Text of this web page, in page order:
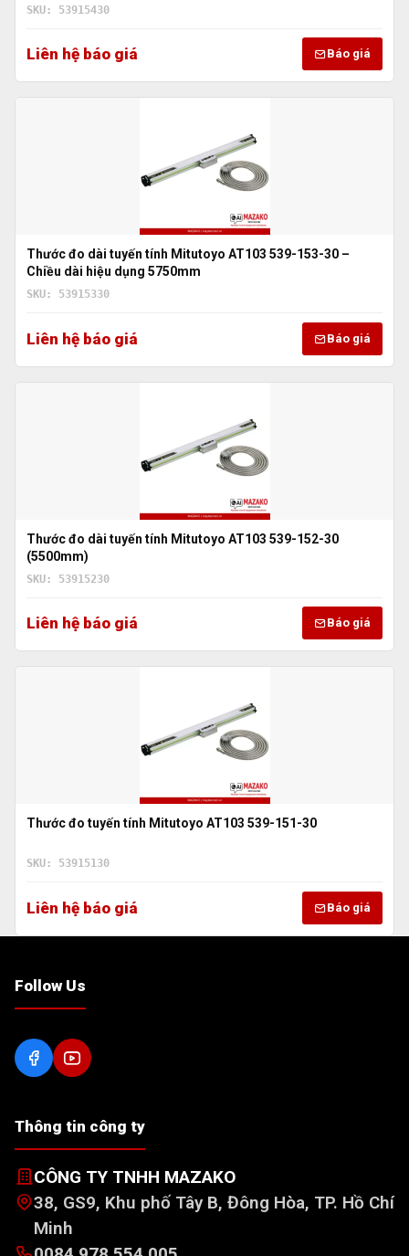
SKU: 53915430
Liên hệ báo giá Báo giá
Thước đo dài tuyến tính Mitutoyo AT103 539-153-30 –
Chiều dài hiệu dụng 5750mm
SKU: 53915330
Liên hệ báo giá Báo giá
Thước đo dài tuyến tính Mitutoyo AT103 539-152-30
(5500mm)
SKU: 53915230
Liên hệ báo giá Báo giá
Thước đo tuyến tính Mitutoyo AT103 539-151-30
SKU: 53915130
Liên hệ báo giá Báo giá
Follow Us
Thông tin công ty
CÔNG TY TNHH MAZAKO
38, GS9, Khu phố Tây B, Đông Hòa, TP. Hồ Chí
Minh